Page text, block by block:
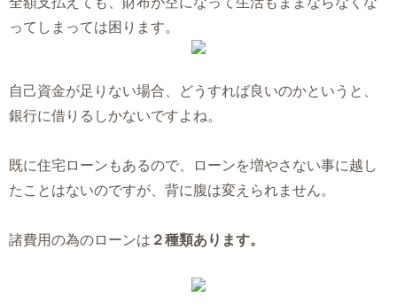
ってしまっては困ります。
自己資金が足りない場合、どうすれば良いのかというと、
銀行に借りるしかないですよね。
既に住宅ローンもあるので、ローンを増やさない事に越し
たことはないのですが、背に腹は変えられません。
諸費用の為のローンは ２種類あります。